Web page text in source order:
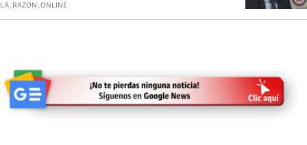
LA_RAZON_ONLINE